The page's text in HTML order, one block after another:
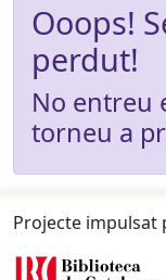
Ooops!
perdut!
No entreu
torneu a
Projecte impulsat